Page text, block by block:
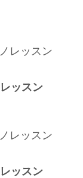
ッスン
ッスン